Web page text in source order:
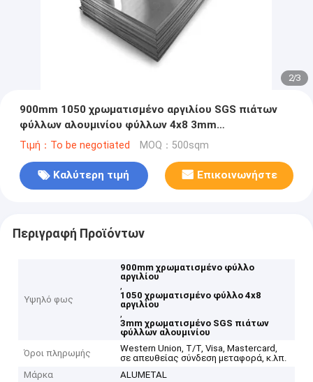
2/3
900mm 1050 χρωματισμένο αργιλίου SGS πιάτων
φύλλων αλουμινίου φύλλων 4x8 3mm
χρωματισμένο
Τιμή：To be negotiated MOQ：500sqm
Καλύτερη τιμή Επικοινωνήστε
Περιγραφή Προϊόντων
Υψηλό φως
900mm χρωματισμένο φύλλο
αργιλίου
,
1050 χρωματισμένο φύλλο 4x8
αργιλίου
,
3mm χρωματισμένο SGS πιάτων
φύλλων αλουμινίου
Όροι πληρωμής
Western Union, T/T, Visa, Mastercard,
σε απευθείας σύνδεση μεταφορά, κ.λπ.
Μάρκα
ALUMETAL